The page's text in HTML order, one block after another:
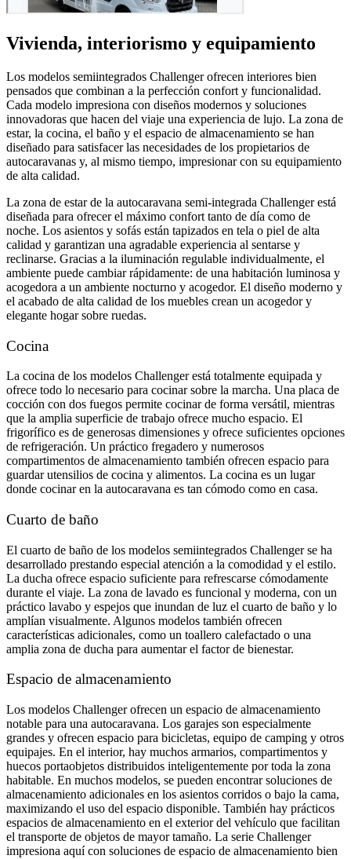
Vivienda, interiorismo y equipamiento
Los modelos semiintegrados Challenger ofrecen interiores bien
pensados que combinan a la perfección confort y funcionalidad.
Cada modelo impresiona con diseños modernos y soluciones
innovadoras que hacen del viaje una experiencia de lujo. La zona de
estar, la cocina, el baño y el espacio de almacenamiento se han
diseñado para satisfacer las necesidades de los propietarios de
autocaravanas y, al mismo tiempo, impresionar con su equipamiento
de alta calidad.
La zona de estar de la autocaravana semi-integrada Challenger está
diseñada para ofrecer el máximo confort tanto de día como de
noche. Los asientos y sofás están tapizados en tela o piel de alta
calidad y garantizan una agradable experiencia al sentarse y
reclinarse. Gracias a la iluminación regulable individualmente, el
ambiente puede cambiar rápidamente: de una habitación luminosa y
acogedora a un ambiente nocturno y acogedor. El diseño moderno y
el acabado de alta calidad de los muebles crean un acogedor y
elegante hogar sobre ruedas.
Cocina
La cocina de los modelos Challenger está totalmente equipada y
ofrece todo lo necesario para cocinar sobre la marcha. Una placa de
cocción con dos fuegos permite cocinar de forma versátil, mientras
que la amplia superficie de trabajo ofrece mucho espacio. El
frigorífico es de generosas dimensiones y ofrece suficientes opciones
de refrigeración. Un práctico fregadero y numerosos
compartimentos de almacenamiento también ofrecen espacio para
guardar utensilios de cocina y alimentos. La cocina es un lugar
donde cocinar en la autocaravana es tan cómodo como en casa.
Cuarto de baño
El cuarto de baño de los modelos semiintegrados Challenger se ha
desarrollado prestando especial atención a la comodidad y el estilo.
La ducha ofrece espacio suficiente para refrescarse cómodamente
durante el viaje. La zona de lavado es funcional y moderna, con un
práctico lavabo y espejos que inundan de luz el cuarto de baño y lo
amplían visualmente. Algunos modelos también ofrecen
características adicionales, como un toallero calefactado o una
amplia zona de ducha para aumentar el factor de bienestar.
Espacio de almacenamiento
Los modelos Challenger ofrecen un espacio de almacenamiento
notable para una autocaravana. Los garajes son especialmente
grandes y ofrecen espacio para bicicletas, equipo de camping y otros
equipajes. En el interior, hay muchos armarios, compartimentos y
huecos portaobjetos distribuidos inteligentemente por toda la zona
habitable. En muchos modelos, se pueden encontrar soluciones de
almacenamiento adicionales en los asientos corridos o bajo la cama,
maximizando el uso del espacio disponible. También hay prácticos
espacios de almacenamiento en el exterior del vehículo que facilitan
el transporte de objetos de mayor tamaño. La serie Challenger
impresiona aquí con soluciones de espacio de almacenamiento bien